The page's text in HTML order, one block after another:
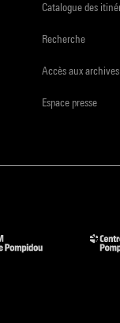
Catalogue des
Recherche
Accès aux
Espace presse